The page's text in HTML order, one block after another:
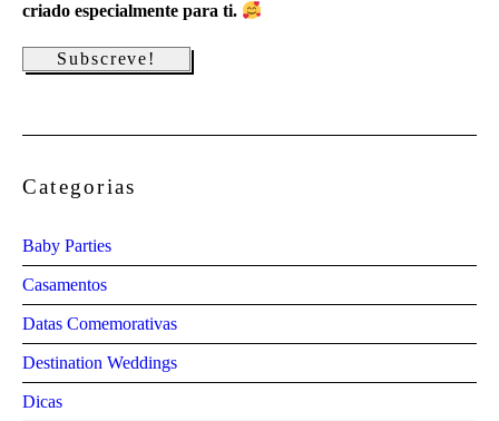
criado especialmente para ti.
Categorias
Baby Parties
Casamentos
Datas Comemorativas
Destination Weddings
Dicas